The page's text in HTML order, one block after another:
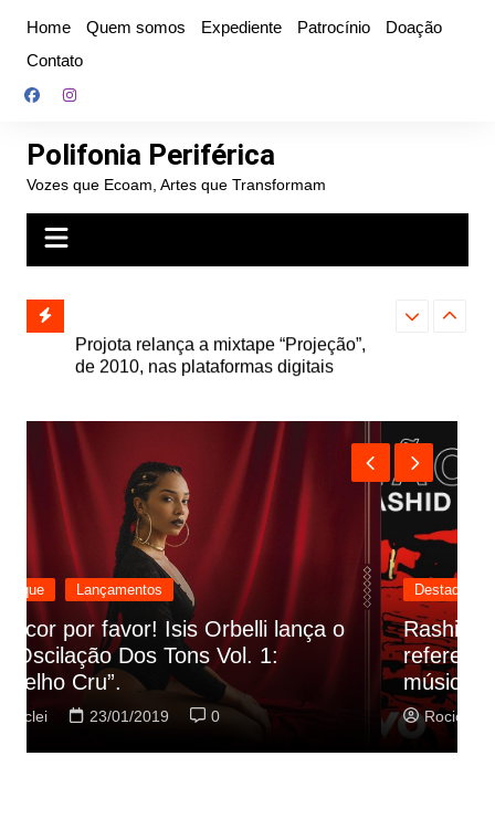
conteúdo
Home Quem somos Expediente Patrocínio
Doação
Contato
Polifonia Periférica
Vozes que Ecoam, Artes que Transformam
e abre
autoral,
Farofa
Destaque Lançamentos
Rashid vai buscar nos HQs as
referencias do clipe de sua nova
música
Rociclei 22/01/2019